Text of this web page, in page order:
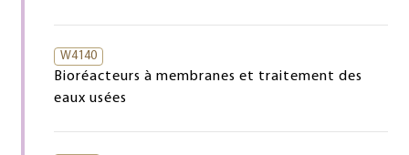
W4140
Bioréacteurs à membranes et traitement des
eaux usées